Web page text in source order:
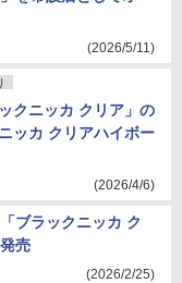
(2026/5/11)
クニッカ クリア」の
ッカ クリアハイボー
(2026/4/6)
ブラックニッカ ク
売
(2026/2/25)